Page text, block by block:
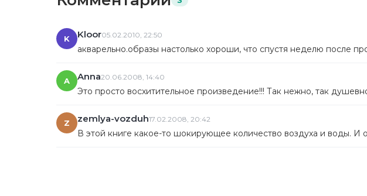
K Kloor05.02.2010, 22:50
акварельно.образы настолько хороши, что спустя неделю после
A Anna20.06.2008, 14:40
Это просто восхитительное произведение!!! Так нежно, так
Z zemlya-vozduh17.02.2008, 20:42
В этой книге какое-то шокирующее количество воздуха и воды.